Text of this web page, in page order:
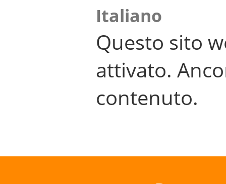
Italiano
Questo sito
attivato.
contenuto.